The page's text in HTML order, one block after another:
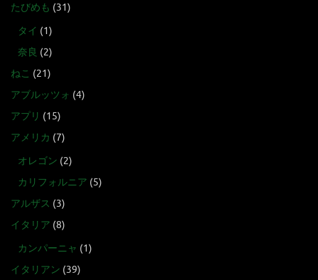
たびめも (31)
タイ (1)
奈良 (2)
ねこ (21)
アブルッツォ (4)
アプリ (15)
アメリカ (7)
オレゴン (2)
カリフォルニア (5)
アルザス (3)
イタリア (8)
カンパーニャ (1)
イタリアン (39)